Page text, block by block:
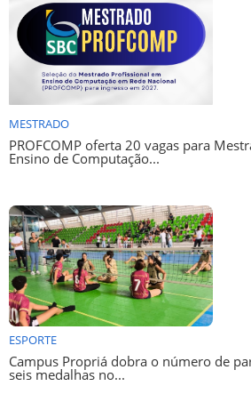
MESTRADO
PROFCOMP oferta 20 vagas para
Ensino de Computação...
ESPORTE
Campus Propriá dobra o número de
seis medalhas no...